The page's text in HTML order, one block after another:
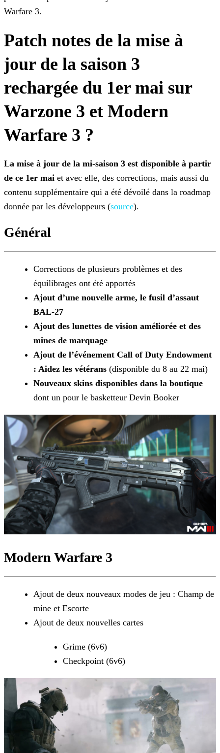
Warfare 3.
Patch notes de la mise à
jour de la saison 3
rechargée du 1er mai sur
Warzone 3 et Modern
Warfare 3 ?
La mise à jour de la mi-saison 3 est disponible à partir
de ce 1er mai et avec elle, des corrections, mais aussi du
contenu supplémentaire qui a été dévoilé dans la roadmap
donnée par les développeurs (source).
Général
Corrections de plusieurs problèmes et des
équilibrages ont été apportés
Ajout d’une nouvelle arme, le fusil d’assaut
BAL-27
Ajout des lunettes de vision améliorée et des
mines de marquage
Ajout de l’événement Call of Duty Endowment
: Aidez les vétérans (disponible du 8 au 22 mai)
Nouveaux skins disponibles dans la boutique
dont un pour le basketteur Devin Booker
Modern Warfare 3
Ajout de deux nouveaux modes de jeu : Champ de
mine et Escorte
Ajout de deux nouvelles cartes
Grime (6v6)
Checkpoint (6v6)